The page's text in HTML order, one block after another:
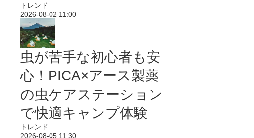
トレンド
2026-08-02 11:00
虫が苦手な初心者も安
心！PICA×アース製薬
の虫ケアステーション
で快適キャンプ体験
トレンド
2026-08-05 11:30